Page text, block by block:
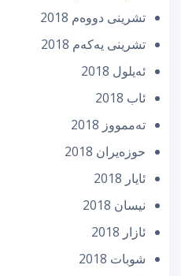
تشرینی دووه‌م 2018
تشرینی یه‌كه‌م 2018
ئه‌یلول 2018
ئاب 2018
تەممووز 2018
حوزه‌یران 2018
ئایار 2018
نیسان 2018
ئازار 2018
شوبات 2018